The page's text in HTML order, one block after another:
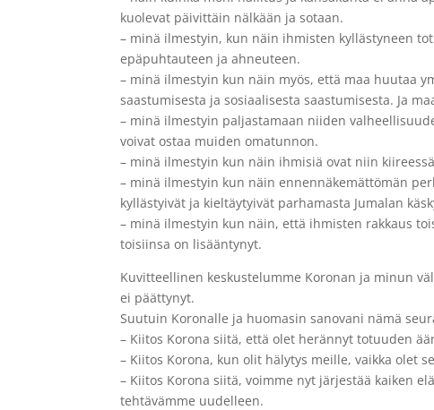
kuolevat päivittäin nälkään ja sotaan.
– minä ilmestyin, kun näin ihmisten kyllästyneen
epäpuhtauteen ja ahneuteen.
– minä ilmestyin kun näin myös, että maa huutaa
saastumisesta ja sosiaalisesta saastumisesta. Ja
– minä ilmestyin paljastamaan niiden
voivat ostaa muiden omatunnon.
– minä ilmestyin kun näin ihmisiä ovat niin
– minä ilmestyin kun näin ennennäkemättömän
kyllästyivät ja kieltäytyivät parhamasta Jumalan
– minä ilmestyin kun näin, että ihmisten rakkaus
toisiinsa on lisääntynyt.
Kuvitteellinen keskustelumme Koronan ja minun
ei päättynyt.
Suutuin Koronalle ja huomasin sanovani nämä
– Kiitos Korona siitä, että olet herännyt totuuden
– Kiitos Korona, kun olit hälytys meille, vaikka olet
– Kiitos Korona siitä, voimme nyt järjestää kaiken
tehtävämme uudelleen.